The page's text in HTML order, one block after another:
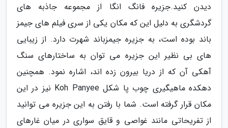
دیدن کنید.جزیره فانگ انگا از مجموعه جاذبه های
گردشگری به دلیل این که مکان یکی از سری فیلم های جیمز
باند بوده است، به جزیره جیمزباند شهرت دارد. از زیبایی
های بی نظیر این جزیره می توان به ساختارهای سنگ
آهکی آن که از دریا بیرون زده اند، اشاره نمود. همچنین
دهکده ماهیگیری چوب پا شکل Koh Panyee نیز در این
مکان قرار گرفته است. شما با رفتن به این جزیره می توانید
از تفریحاتی مانند غواصی و قایق سواری در میان غارهای